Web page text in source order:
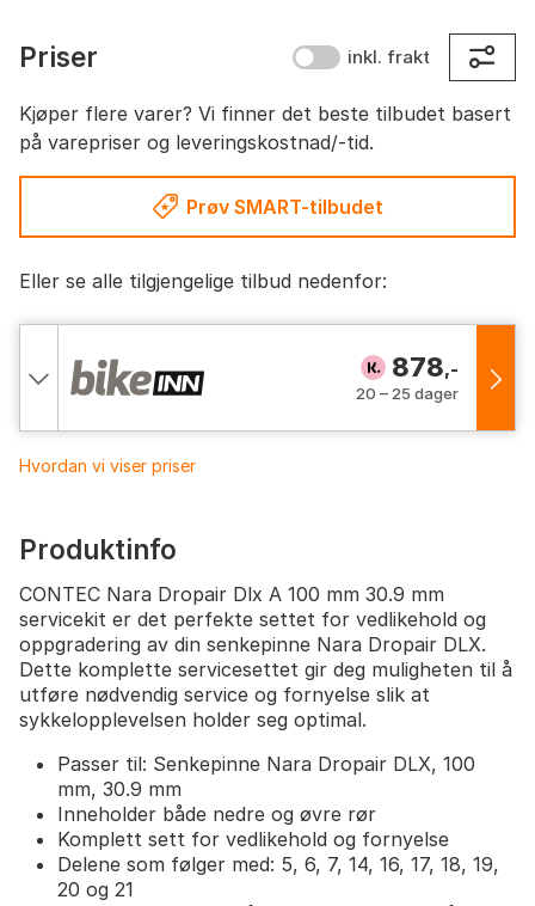
Priser inkl. frakt
Kjøper flere varer? Vi finner det beste tilbudet basert
på varepriser og leveringskostnad/-tid.
Prøv SMART-tilbudet
Eller se alle tilgjengelige tilbud nedenfor:
878,-
20 – 25 dager
Hvordan vi viser priser
Produktinfo
CONTEC Nara Dropair Dlx A 100 mm 30.9 mm
servicekit er det perfekte settet for vedlikehold og
oppgradering av din senkepinne Nara Dropair DLX.
Dette komplette servicesettet gir deg muligheten til å
utføre nødvendig service og fornyelse slik at
sykkelopplevelsen holder seg optimal.
Passer til: Senkepinne Nara Dropair DLX, 100
mm, 30.9 mm
Inneholder både nedre og øvre rør
Komplett sett for vedlikehold og fornyelse
Delene som følger med: 5, 6, 7, 14, 16, 17, 18, 19,
20 og 21